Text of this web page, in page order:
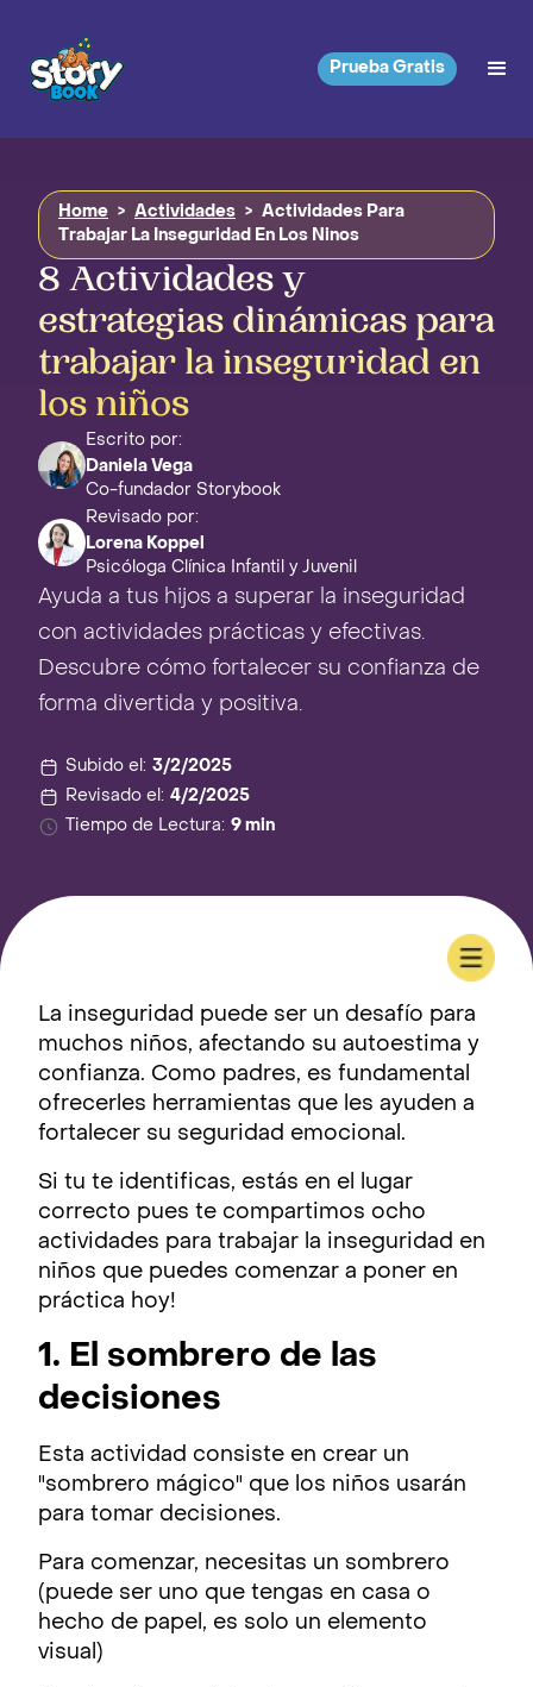
Prueba Gratis
Home > Actividades >
Actividades Para
Trabajar La Inseguridad En Los Ninos
8 Actividades y
estrategias dinámicas para
trabajar la inseguridad en
los niños
Escrito por:
Daniela Vega
Co-fundador Storybook
Revisado por:
Lorena Koppel
Psicóloga Clínica Infantil y Juvenil
Ayuda a tus hijos a superar la inseguridad
con actividades prácticas y efectivas.
Descubre cómo fortalecer su confianza de
forma divertida y positiva.
Subido el: 3/2/2025
Revisado el: 4/2/2025
Tiempo de Lectura: 9 min
La inseguridad puede ser un desafío para
muchos niños, afectando su autoestima y
confianza. Como padres, es fundamental
ofrecerles herramientas que les ayuden a
fortalecer su seguridad emocional.
Si tu te identificas, estás en el lugar
correcto pues te compartimos ocho
actividades para trabajar la inseguridad en
niños que puedes comenzar a poner en
práctica hoy!
1. El sombrero de las
decisiones
Esta actividad consiste en crear un
"sombrero mágico" que los niños usarán
para tomar decisiones.
Para comenzar, necesitas un sombrero
(puede ser uno que tengas en casa o
hecho de papel, es solo un elemento
visual)